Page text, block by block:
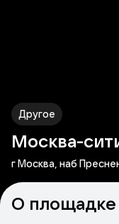
Другое
Москва-
г Москва, наб
О площадке